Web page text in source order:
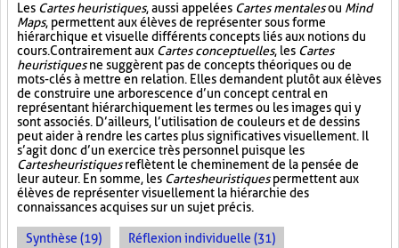
Les Cartes heuristiques, aussi appelées Cartes mentalesou Mind
Maps, permettent aux élèves de représenter sous forme
hiérarchique et visuelle différents concepts liés aux notions du
cours. Contrairement aux Cartes conceptuelles, les Cartes
heuristiquesne suggèrent pas de concepts théoriques ou de
mots-clés à mettre en relation. Elles demandent plutôt aux élèves
de construire une arborescence d’un concept central en
représentant hiérarchiquement les termes ou les images qui y
sont associés. D’ailleurs, l’utilisation de couleurs et de dessins
peut aider à rendre les cartes plus significatives visuellement. Il
s’agit donc d’un exercice très personnel puisque les
Cartes heuristiquesreflètent le cheminement de la pensée de
leur auteur. En somme, les Cartes heuristiquespermettent aux
élèves de représenter visuellement la hiérarchie des
connaissances acquises sur un sujet précis.
Synthèse (19) Réflexion individuelle (31)